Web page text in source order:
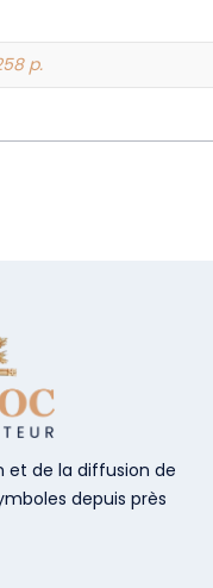
p.
et de la diffusion de
depuis près